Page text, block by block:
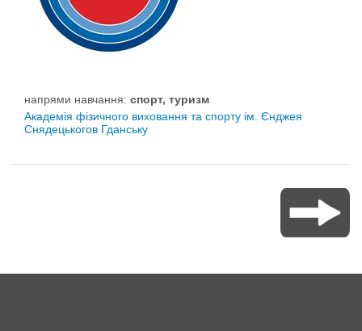
напрями навчання: спорт, туризм
Академія фізичного виховання та спорту ім. Єнджея
Снядецькогов Гданську